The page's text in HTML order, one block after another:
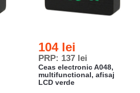
104 lei
PRP: 137 lei
Ceas electronic A048,
multifunctional, afisaj
LCD verde